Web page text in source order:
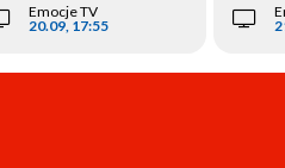
Emocje TV
20.09, 17:55